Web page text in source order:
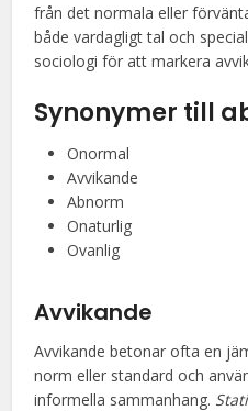
från det normala eller
både vardagligt tal och
sociologi för att markera
Synonymer till
Onormal
Avvikande
Abnorm
Onaturlig
Ovanlig
Avvikande
Avvikande betonar ofta en
norm eller standard och
informella sammanhang.